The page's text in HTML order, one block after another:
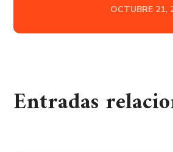
OCTUBRE 21,
Entradas